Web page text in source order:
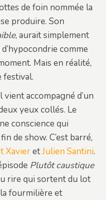
de foin nommée la
produire. Son
, aurait simplement
comme
Mais en réalité,
festival.
accompagné d’un
yeux collés. Le
conscience qui
de show. C’est barré,
XavieretJulien Santini.
Plutôt caustique
rire qui sortent du lot
fourmilière et